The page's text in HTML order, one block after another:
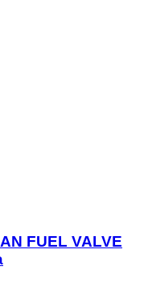
FUEL VALVE